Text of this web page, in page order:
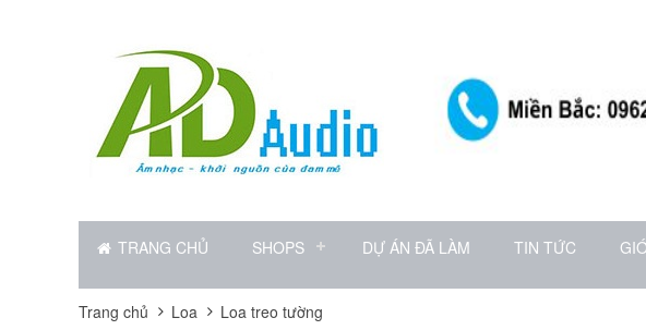
TRANG CHỦ SHOPS DỰ ÁN ĐÃ LÀM TIN TỨC
Trang chủ Loa Loa treo tường